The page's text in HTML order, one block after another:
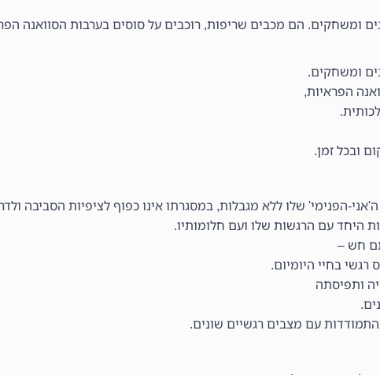
ומשחקים. הם מכבים שריפות, רוכבים על סוסים בערבות הסוואנה
ומשחקים.
הפראיות,
ובכל זמן.
הפנימי' שלו ללא מגבלות, במסגרתו אינו כפוף לציפיות הסביבה
היחד עם הרגשות שלו ועם חלומותיו.
חש –
בחיי היומיום.
ותפיסתה
עם מצבים רגשיים שונים.